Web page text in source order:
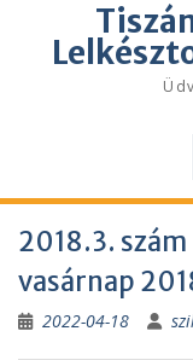
2018.3.
vasárnap
2022-04-18